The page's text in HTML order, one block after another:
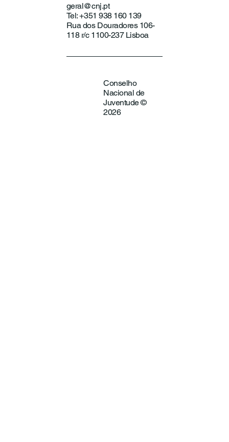
geral@cnj.pt
Tel: +351 938 160 139
Rua dos Douradores 106-
118 r/c 1100-237 Lisboa
Conselho
Nacional de
Juventude ©
2026